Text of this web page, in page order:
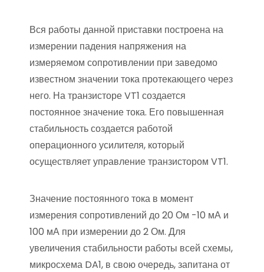
Вся работы данной приставки построена на
измерении падения напряжения на
измеряемом сопротивлении при заведомо
известном значении тока протекающего через
него. На транзисторе VT1 создается
постоянное значение тока. Его повышенная
стабильность создается работой
операционного усилителя, который
осуществляет управление транзистором VT1.
Значение постоянного тока в момент
измерения сопротивлений до 20 Ом -10 мА и
100 мА при измерении до 2 Ом. Для
увеличения стабильности работы всей схемы,
микросхема DA1, в свою очередь, запитана от